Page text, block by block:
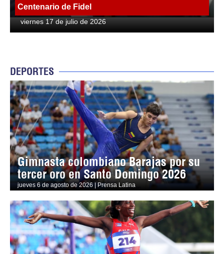
Centenario de Fidel
viernes 17 de julio de 2026
DEPORTES
Gimnasta colombiano Barajas por su
tercer oro en Santo Domingo 2026
jueves 6 de agosto de 2026 | Prensa Latina